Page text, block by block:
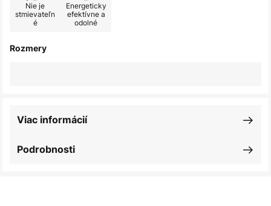
Nie je
stmievateľn
é
Energeticky
efektívne a
odolné
Rozmery
Podrobnosti
Viac informácií